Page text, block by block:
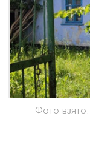
Фото взято: